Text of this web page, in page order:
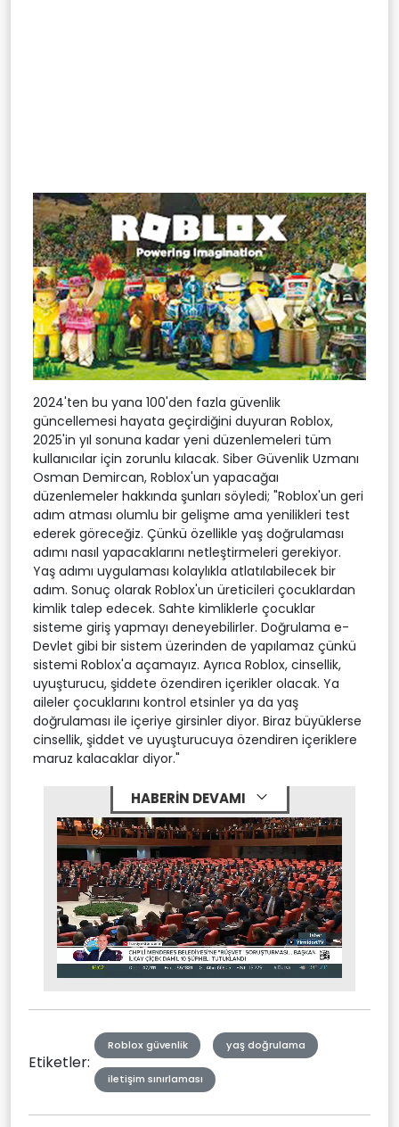
2024'ten bu yana 100'den fazla güvenlik
güncellemesi hayata geçirdiğini duyuran Roblox,
2025'in yıl sonuna kadar yeni düzenlemeleri tüm
kullanıcılar için zorunlu kılacak. Siber Güvenlik Uzmanı
Osman Demircan, Roblox'un yapacağaı
düzenlemeler hakkında şunları söyledi; "Roblox'un geri
adım atması olumlu bir gelişme ama yenilikleri test
ederek göreceğiz. Çünkü özellikle yaş doğrulaması
adımı nasıl yapacaklarını netleştirmeleri gerekiyor.
Yaş adımı uygulaması kolaylıkla atlatılabilecek bir
adım. Sonuç olarak Roblox'un üreticileri çocuklardan
kimlik talep edecek. Sahte kimliklerle çocuklar
sisteme giriş yapmayı deneyebilirler. Doğrulama e-
Devlet gibi bir sistem üzerinden de yapılamaz çünkü
sistemi Roblox'a açamayız. Ayrıca Roblox, cinsellik,
uyuşturucu, şiddete özendiren içerikler olacak. Ya
aileler çocuklarını kontrol etsinler ya da yaş
doğrulaması ile içeriye girsinler diyor. Biraz büyüklerse
cinsellik, şiddet ve uyuşturucuya özendiren içeriklere
maruz kalacaklar diyor."
HABERİN DEVAMI
Mute Stream
Etiketler:
Roblox güvenlik yaş doğrulama
iletişim sınırlaması